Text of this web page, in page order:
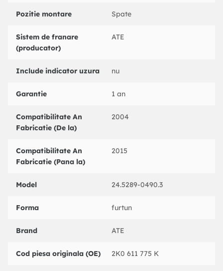
Pozitie montare Spate
Sistem de franare
(producator)
ATE
Include indicator uzura nu
Garantie 1 an
Compatibilitate An
Fabricatie (De la)
2004
Compatibilitate An
Fabricatie (Pana la)
2015
Model 24.5289-0490.3
Forma furtun
Brand ATE
Cod piesa originala (OE) 2K0 611 775 K